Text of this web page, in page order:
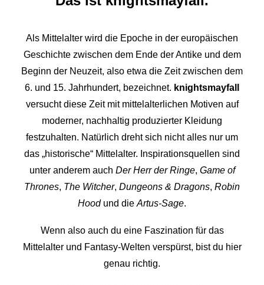
Als Mittelalter wird die Epoche in der europäischen
Geschichte zwischen dem Ende der Antike und dem
Beginn der Neuzeit, also etwa die Zeit zwischen dem
6. und 15. Jahrhundert, bezeichnet. knightsmayfall
versucht diese Zeit mit mittelalterlichen Motiven auf
moderner, nachhaltig produzierter Kleidung
festzuhalten. Natürlich dreht sich nicht alles nur um
das „historische“ Mittelalter. Inspirationsquellen sind
unter anderem auch Der Herr der Ringe, Game of
Thrones, The Witcher, Dungeons & Dragons, Robin
Hoodund die Artus-Sage.
Wenn also auch du eine Faszination für das
Mittelalter und Fantasy-Welten verspürst, bist du hier
genau richtig.